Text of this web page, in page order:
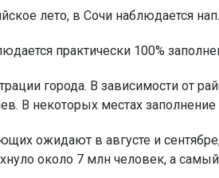
лето, в Сочи наблюдается
практически 100%
города. В зависимости от
В некоторых местах
ожидают в августе и
около 7 млн человек, а